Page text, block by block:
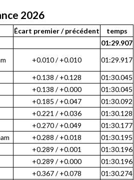
2026
Écart premier / précédent
temps
01:29.907
+0.010 / +0.010 01:29.917
+0.138 / +0.128
01:30.045
+0.138 / +0.000
01:30.045
+0.185 / +0.047
01:30.092
+0.221 / +0.036
01:30.128
+0.270 / +0.049
01:30.177
+0.288 / +0.018
01:30.195
+0.289 / +0.001
01:30.196
+0.289 / +0.000
01:30.196
+0.367 / +0.078
01:30.274